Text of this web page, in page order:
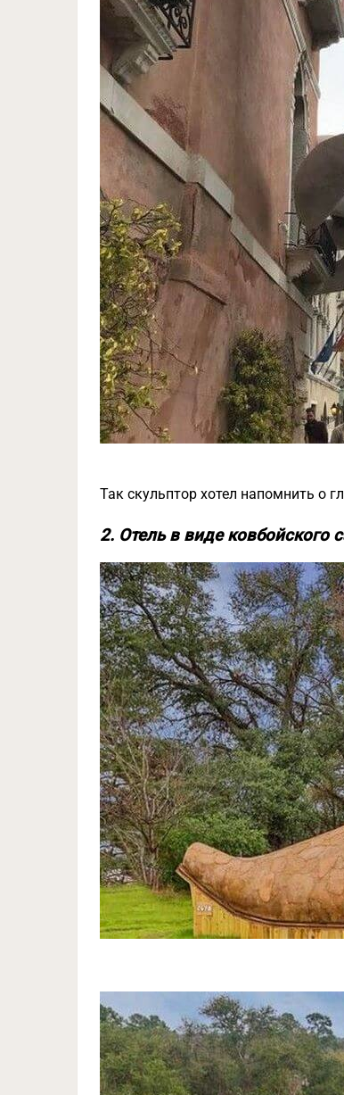
Так скульптор хотел напомнить о
2. Отель в виде ковбойского